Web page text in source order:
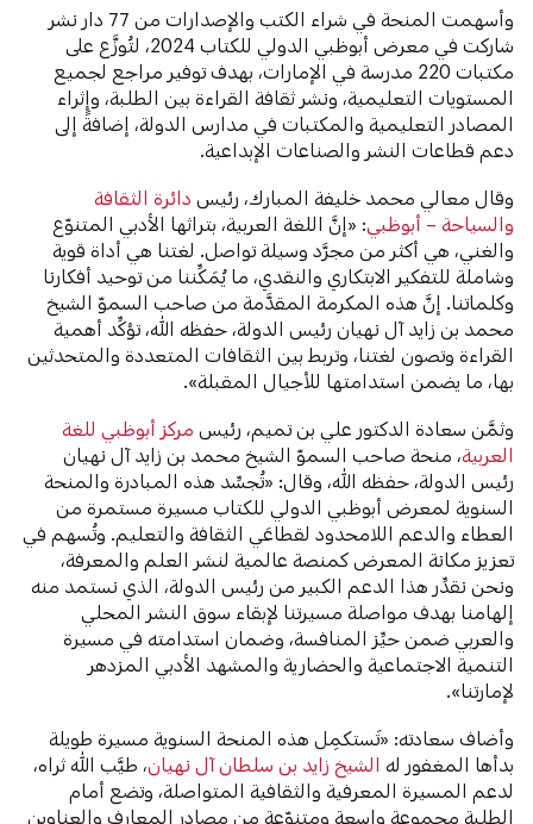
وأسهمت المنحة في شراء الكتب والإصدارات من 77 دار نشر
شاركت في معرض أبوظبي الدولي للكتاب 2024، لتُوزَّع على
مكتبات 220 مدرسة في الإمارات، بهدف توفير مراجع لجميع
المستويات التعليمية، ونشر ثقافة القراءة بين الطلبة، وإثراء
المصادر التعليمية والمكتبات في مدارس الدولة، إضافةً إلى
دعم قطاعات النشر والصناعات الإبداعية.
وقال معالي محمد خليفة المبارك، رئيسدائرة الثقافة
والسياحة – أبوظبي : «إنَّ اللغة العربية، بتراثها الأدبي المتنوّع
والغني، هي أكثر من مجرَّد وسيلة تواصل. لغتنا هي أداة قوية
وشاملة للتفكير الابتكاري والنقدي، ما يُمَكِّننا من توحيد أفكارنا
وكلماتنا. إنَّ هذه المكرمة المقدَّمة من صاحب السموّ الشيخ
محمد بن زايد آل نهيان رئيس الدولة، حفظه الله، تؤكِّد أهمية
القراءة وتصون لغتنا، وتربط بين الثقافات المتعددة والمتحدثين
بها، ما يضمن استدامتها للأجيال المقبلة».
وثمَّن سعادة الدكتور علي بن تميم، رئيسمركز أبوظبي للغة
العربية، منحة صاحب السموّ الشيخ محمد بن زايد آل نهيان
رئيس الدولة، حفظه الله، وقال: «تُجسِّد هذه المبادرة والمنحة
السنوية لمعرض أبوظبي الدولي للكتاب مسيرة مستمرة من
العطاء والدعم اللامحدود لقطاعَي الثقافة والتعليم. وتُسهم في
تعزيز مكانة المعرض كمنصة عالمية لنشر العلم والمعرفة،
ونحن نقدِّر هذا الدعم الكبير من رئيس الدولة، الذي نستمد منه
إلهامنا بهدف مواصلة مسيرتنا لإبقاء سوق النشر المحلي
والعربي ضمن حيِّز المنافسة، وضمان استدامته في مسيرة
التنمية الاجتماعية والحضارية والمشهد الأدبي المزدهر
لإمارتنا».
وأضاف سعادته: «تَستكمِل هذه المنحة السنوية مسيرة طويلة
بدأها المغفور لهالشيخ زايد بن سلطان آل نهيان، طيَّب الله ثراه،
لدعم المسيرة المعرفية والثقافية المتواصلة، وتضع أمام
الطلبة مجموعة واسعة ومتنوّعة من مصادر المعارف والعناوين